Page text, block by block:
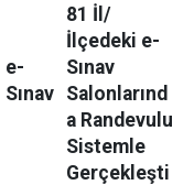
e-
Sınav
81 İl/
İlçedeki e-
Sınav
Salonlarınd
a Randevulu
Sistemle
Gerçekleşti